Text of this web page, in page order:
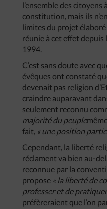
l’ensemble des
constitution, mais ils
limites du projet
réunie à cet effet depuis
1994.
C’est sans doute avec
évêques ont constaté
devenait pas religion
craindre auparavant
seulement reconnu
majorité du peuple
fait, « une position
Cependant, la liberté
réclament va bien au-
reconnue par la
propose « la liberté de
professer et de
préfèreraient que l’on